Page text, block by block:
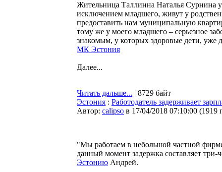
Жительница Таллинна Наталья Сурнина
исключением младшего, живут у
предоставить нам муниципальную
тому же у моего младшего – серьезное
знакомым, у которых здоровые дети,
МК Эстония
Далее...
Читать дальше... | 8729 байт
Эстония : Работодатель задерживает
Автор: calipso в 17/04/2018 07:10:00 (1919
"Мы работаем в небольшой частной
данный момент задержка составляет
Эстонию Андрей.